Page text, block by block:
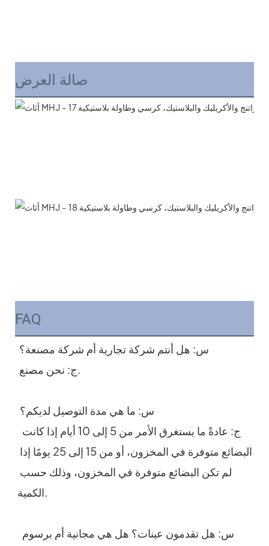
صالة العرض
FAQ
س: هل أنتم شركة تجارية أم شركة مصنعة؟
ج: نحن مصنع.
س: ما هي مدة التوصيل لديكم؟
الكمية.